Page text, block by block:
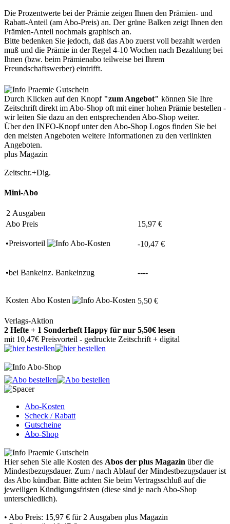
Die Prozentwerte bei der Prämie zeigen Ihnen den Prämien- und
Rabatt-Anteil (am Abo-Preis) an. Der grüne Balken zeigt Ihnen den
Prämien-Anteil nochmals graphisch an.
Bitte bedenken Sie jedoch, daß das Abo zuerst voll bezahlt werden
muß und die Prämie in der Regel 4-10 Wochen nach Bezahlung bei
Ihnen (bzw. beim Prämienabo teilweise bei Ihrem
Freundschaftswerber) eintrifft.
Durch Klicken auf den Knopf "zum Angebot" können Sie Ihre
Zeitschrift direkt im Abo-Shop oft mit einer hohen Prämie bestellen -
wir leiten Sie dazu an den entsprechenden Abo-Shop weiter.
Über den INFO-Knopf unter den Abo-Shop Logos finden Sie bei
den meisten Angeboten weitere Informationen zu den verlinkten
Angeboten.
plus Magazin
Zeitschr.+Dig.
Mini-Abo
2 Ausgaben
Abo Preis
15,97 €
•Preisvorteil -10,47 €
•bei Bankeinz. Bankeinzug ----
Kosten Abo Kosten 5,50 €
Verlags-Aktion
2 Hefte + 1 Sonderheft Happy für nur 5,50€ lesen
mit 10,47€ Preisvorteil - gedruckte Zeitschrift + digital
Abo-Kosten
Scheck / Rabatt
Gutscheine
Abo-Shop
Hier sehen Sie alle Kosten des Abos der plus Magazin über die
Mindestbezugsdauer. Zum / nach Ablauf der Mindestbezugsdauer ist
das Abo kündbar. Bitte achten Sie beim Vertragsschluß auf die
jeweiligen Kündigungsfristen (diese sind je nach Abo-Shop
unterschiedlich).
• Abo Preis: 15,97 € für 2 Ausgaben plus Magazin